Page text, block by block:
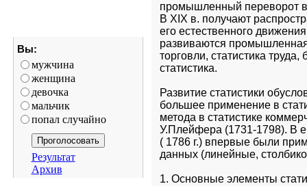
Вы:
мужчина
женщина
девочка
мальчик
попал случайно
Результат
Архив
промышленный переворот в
В XIX в. получают
его естественного
развиваются
торговли, статистика
статистика.
Развитие статистики
большее применение в
метода в статистике
У.Плейфера (1731-1798). В
( 1786 г.) впервые были
данных (линейные,
1. Основные элементы